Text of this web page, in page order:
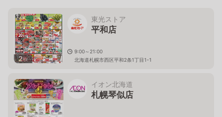
2枚
東光ストア
平和店
9:00～21:00
北海道札幌市西区平和2条1丁目1-1
イオン北海道
札幌琴似店